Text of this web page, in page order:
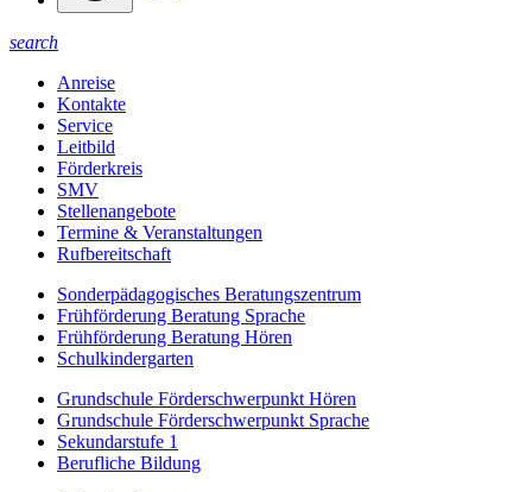
search
Anreise
Kontakte
Service
Leitbild
Förderkreis
SMV
Stellenangebote
Termine & Veranstaltungen
Rufbereitschaft
Sonderpädagogisches Beratungszentrum
Frühförderung Beratung Sprache
Frühförderung Beratung Hören
Schulkindergarten
Grundschule Förderschwerpunkt Hören
Grundschule Förderschwerpunkt Sprache
Sekundarstufe 1
Berufliche Bildung